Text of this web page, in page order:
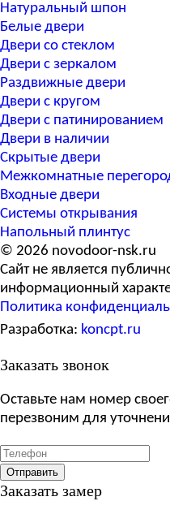
Натуральный шпон
Белые двери
Двери со стеклом
Двери с зеркалом
Раздвижные двери
Двери с кругом
Двери с патинированием
Двери в наличии
Скрытые двери
Межкомнатные
Входные двери
Системы открывания
Напольный плинтус
© 2026 novodoor-nsk.ru
Сайт не является
информационный
Политика
Разработка: koncpt.ru
Заказать звонок
Оставьте нам номер
перезвоним для
Отправить
Заказать замер